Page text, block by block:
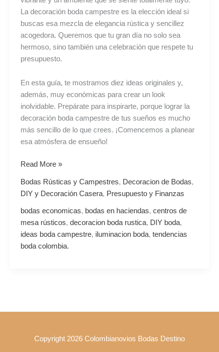
La decoración boda campestre es la elección ideal si
buscas esa mezcla de elegancia rústica y sencillez
acogedora. Queremos que tu gran día no solo sea
hermoso, sino también una celebración que respete tu
presupuesto.
En esta guía, te mostramos diez ideas originales y,
además, muy económicas para crear un look
inolvidable. Prepárate para inspirarte, porque lograr la
decoración boda campestre de tus sueños es mucho
más sencillo de lo que crees. ¡Comencemos a planear
esa atmósfera de ensueño!
Read More »
Bodas Rústicas y Campestres, Decoracion de Bodas,
DIY y Decoración Casera, Presupuesto y Finanzas
bodas economicas, bodas en haciendas, centros de
mesa rústicos, decoracion boda rustica, DIY boda,
ideas boda campestre, iluminacion boda, tendencias
boda colombia.
Copyright 2026 Colombianovios Bodas Destino